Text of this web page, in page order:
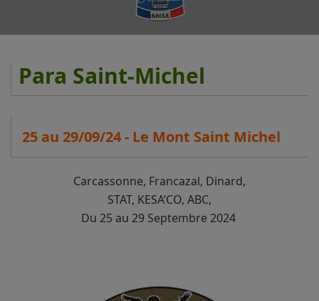
Para Saint-Michel
25 au 29/09/24 - Le Mont Saint Michel
Carcassonne, Francazal, Dinard,
STAT, KESA’CO, ABC,
Du 25 au 29 Septembre 2024